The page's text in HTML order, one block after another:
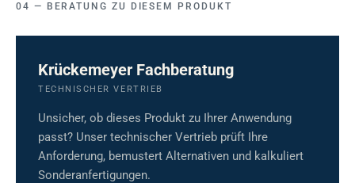
BERATUNG ZU DIESEM PRODUKT
Krückemeyer Fachberatung
TECHNISCHER VERTRIEB
Unsicher, ob dieses Produkt zu Ihrer Anwendung
passt? Unser technischer Vertrieb prüft Ihre
Anforderung, bemustert Alternativen und kalkuliert
Sonderanfertigungen.